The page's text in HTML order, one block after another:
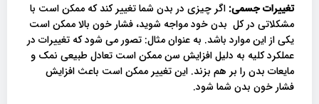
تغییرات جسمی: ​​اگر چیزی در بدن شما تغییر کند که ممکن است با
مشکلاتی در کل بدن خود مواجه شوید، فشار خون بالا ممکن است
یکی از این موارد باشد. به عنوان مثال: تصور می شود که تغییرات در
عملکرد کلیه به دلیل افزایش سن ممکن است تعادل طبیعی نمک و
مایعات بدن را بر هم بزند. این تغییر ممکن است باعث افزایش
فشار خون بدن شما شود.